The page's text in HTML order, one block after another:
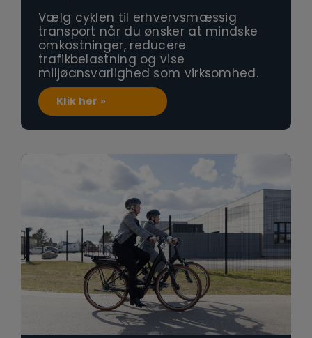
Vælg cyklen til erhvervsmæssig
transport når du ønsker at mindske
omkostninger, reducere
trafikbelastning og vise
miljøansvarlighed som virksomhed.
Klik her »